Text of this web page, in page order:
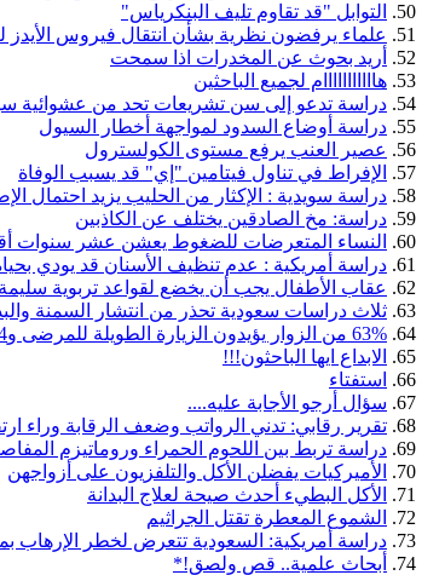
التوابل "قد تقاوم تليف البنكرياس"
علماء يرفضون نظرية بشأن انتقال فيروس الأيدز
أريد بحوث عن المخدرات اذا سمحت
هااااااااااام لجميع الباحثين
دراسة تدعو إلى سن تشريعات تحد من عشوائية
دراسة أوضاع السدود لمواجهة أخطار السيول
عصير العنب يرفع مستوى الكولسترول
الإفراط في تناول فيتامين "إي" قد يسبب الوفاة
دراسة سويدية : الإكثار من الحليب يزيد احتمال
دراسة: مخ الصادقين يختلف عن الكاذبين
النساء المتعرضات للضغوط يعشن عشر سنوات
دراسة أمريكية : عدم تنظيف الأسنان قد يودي
عقاب الأطفال يجب أن يخضع لقواعد تربوية
ثلاث دراسات سعودية تحذر من انتشار السمنة
63% من الزوار يؤيدون الزيارة الطويلة للمرضى و44% منهم يرفضونها
الابداع ايها الباحثون!!!
استفتاء
سؤال أرجو الأجابة عليه....
تقرير رقابي: تدني الرواتب وضعف الرقابة وراء
دراسة تربط بين اللحوم الحمراء وروماتيزم
الأميركيات يفضلن الأكل والتلفزيون على أزواجهن
الأكل البطيء أحدث صيحة لعلاج البدانة
الشموع المعطرة تقتل الجراثيم
دراسة أمريكية: السعودية تتعرض لخطر الإرهاب بمعدل 20 عملية
أبحاث علمية.. قص ولصق!*